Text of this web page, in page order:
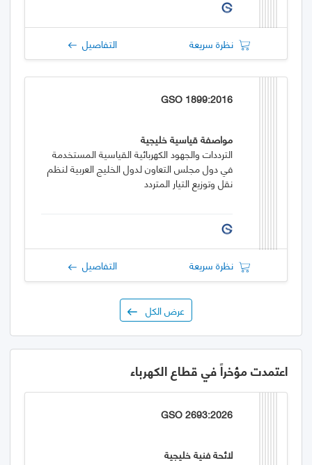
نظرة سريعة التفاصيل
GSO 1899:2016
مواصفة قياسية خليجية
الترددات والجهود الكهربائية القياسية المستخدمة
في دول مجلس التعاون لدول الخليج العربية لنظم
نقل وتوزيع التيار المتردد
نظرة سريعة التفاصيل
عرض الكل
اعتمدت مؤخراً في قطاع الكهرباء
GSO 2693:2026
لائحة فنية خليجية